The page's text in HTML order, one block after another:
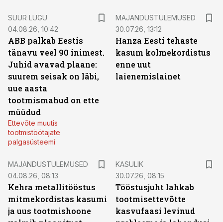
SUUR LUGU
04.08.26, 10:42
ABB palkab Eestis
tänavu veel 90 inimest.
Juhid avavad plaane:
suurem seisak on läbi,
uue aasta
tootmismahud on ette
müüdud
Ettevõte muutis
tootmistöötajate
palgasüsteemi
MAJANDUSTULEMUSED
30.07.26, 13:12
Hanza Eesti tehaste
kasum kolmekordistus
enne uut
laienemislainet
MAJANDUSTULEMUSED
04.08.26, 08:13
Kehra metallitööstus
mitmekordistas kasumi
ja uus tootmishoone
KASULIK
30.07.26, 08:15
Tööstusjuht lahkab
tootmisettevõtte
kasvufaasi levinud